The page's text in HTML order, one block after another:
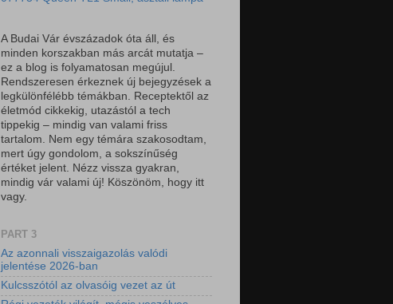
A Budai Vár évszázadok óta áll, és
minden korszakban más arcát mutatja –
ez a blog is folyamatosan megújul.
Rendszeresen érkeznek új bejegyzések a
legkülönfélébb témákban. Receptektől az
életmód cikkekig, utazástól a tech
tippekig – mindig van valami friss
tartalom. Nem egy témára szakosodtam,
mert úgy gondolom, a sokszínűség
értéket jelent. Nézz vissza gyakran,
mindig vár valami új! Köszönöm, hogy itt
vagy.
PART 3
Az azonnali visszaigazolás valódi
jelentése 2026-ban
Kulcsszótól az olvasóig vezet az út